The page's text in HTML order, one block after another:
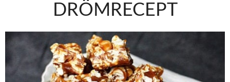
DRÖMRECEPT